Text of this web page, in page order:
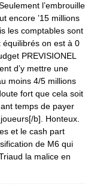
l’embrouille
encore ’15 millions
les comptables sont
on est à 0
PREVISIONEL
d’y mettre une
moins 4/5 millions
fort que cela soit
temps de payer
b]. Honteux.
et le cash part
de M6 qui
la malice en